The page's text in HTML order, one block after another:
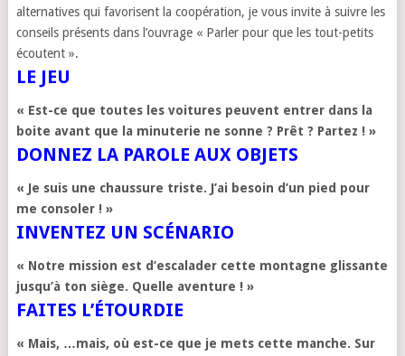
alternatives qui favorisent la coopération, je vous invite à suivre les
conseils présents dans l’ouvrage « Parler pour que les tout-petits
écoutent ».
LE JEU
« Est-ce que toutes les voitures peuvent entrer dans la
boite avant que la minuterie ne sonne ? Prêt ? Partez ! »
DONNEZ LA PAROLE AUX OBJETS
« Je suis une chaussure triste. J’ai besoin d’un pied pour
me consoler ! »
INVENTEZ UN SCÉNARIO
« Notre mission est d’escalader cette montagne glissante
jusqu’à ton siège. Quelle aventure ! »
FAITES L’ÉTOURDIE
« Mais, …mais, où est-ce que je mets cette manche. Sur